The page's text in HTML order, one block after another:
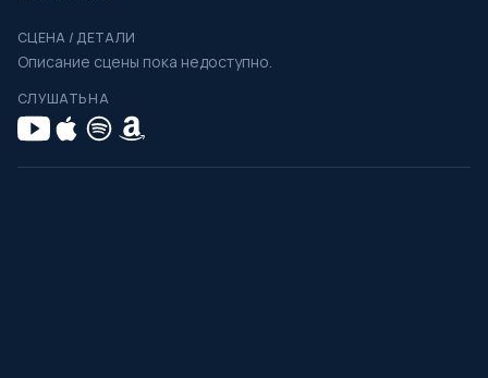
СЦЕНА / ДЕТАЛИ
Описание сцены пока недоступно.
СЛУШАТЬ НА